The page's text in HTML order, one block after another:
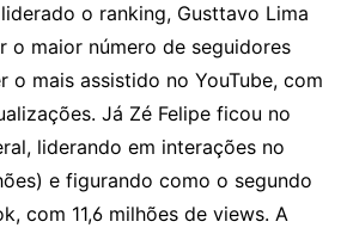
o ranking, Gusttavo Lima
o maior número de seguidores
o mais assistido no YouTube, com
Já Zé Felipe ficou no
liderando em interações no
e figurando como o segundo
com 11,6 milhões de views. A